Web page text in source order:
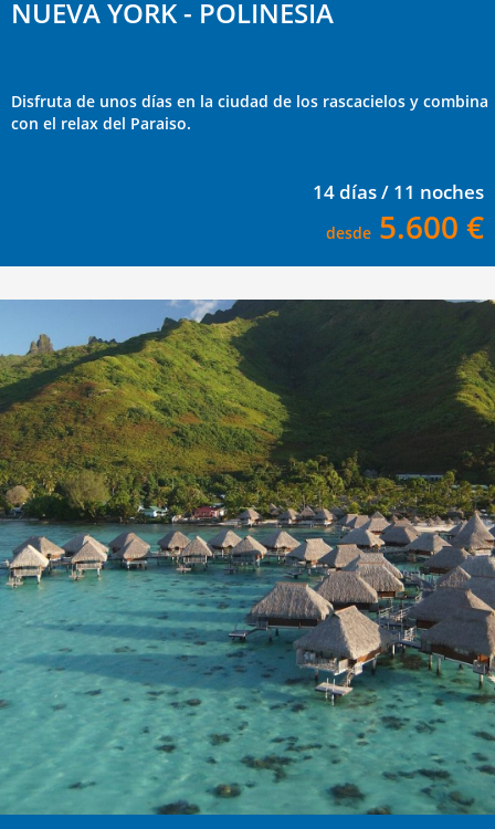
NUEVA YORK - POLINESIA
Disfruta de unos días en la ciudad de los rascacielos y combina
con el relax del Paraiso.
14 días / 11 noches
desde 5.600 €